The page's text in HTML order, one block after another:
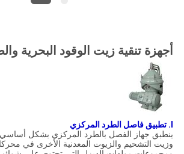
أجهزة تنقية زيت الوقود البحرية
ينطبق جهاز الفصل بالطرد المركزي بشكل أساسي
وزيت التشحيم والزيوت المعدنية الأخرى في